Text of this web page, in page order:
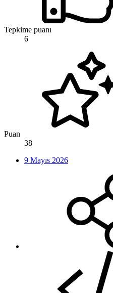
Tepkime puanı
6
Puan
38
9 Mayıs 2026